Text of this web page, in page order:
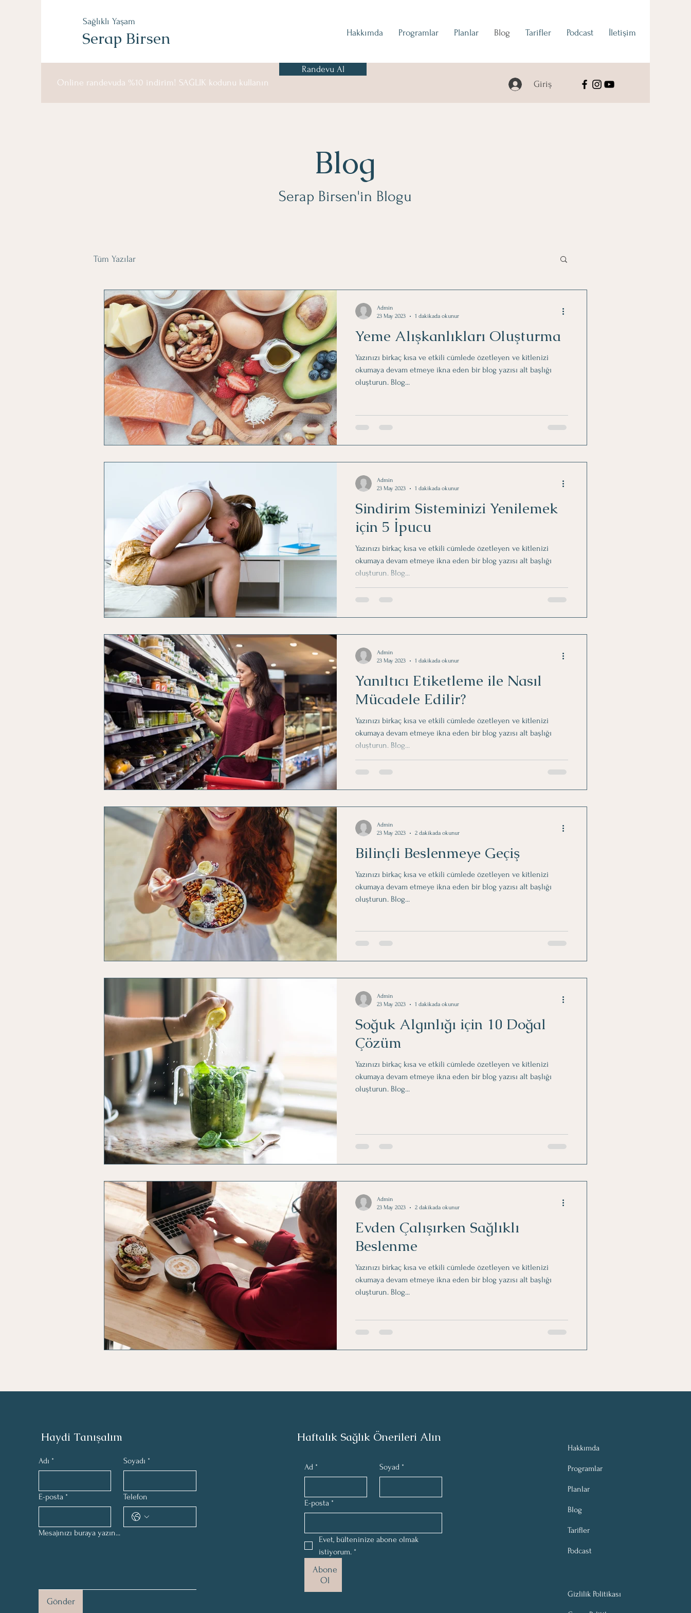
Sağlıklı Yaşam
Serap Birsen Hakkımda Programlar Planlar Blog Tarifler Podcast İletişim
Online randevuda %10 indirim! SAĞLIK kodunu kullanın
Randevu Al
Giriş
Blog
Serap Birsen'in Blogu
Tüm Yazılar
Yeme Alışkanlıkları Oluşturma
Yazınızı birkaç kısa ve etkili cümlede özetleyen ve kitlenizi
okumaya devam etmeye ikna eden bir blog yazısı alt başlığı
oluşturun. Blog...
Admin
23 May 2023
1 dakikada okunur
Sindirim Sisteminizi Yenilemek
için 5 İpucu
Yazınızı birkaç kısa ve etkili cümlede özetleyen ve kitlenizi
okumaya devam etmeye ikna eden bir blog yazısı alt başlığı
oluşturun. Blog...
Admin
23 May 2023
1 dakikada okunur
Yanıltıcı Etiketleme ile Nasıl
Mücadele Edilir?
Yazınızı birkaç kısa ve etkili cümlede özetleyen ve kitlenizi
okumaya devam etmeye ikna eden bir blog yazısı alt başlığı
oluşturun. Blog...
Admin
23 May 2023
1 dakikada okunur
Bilinçli Beslenmeye Geçiş
Yazınızı birkaç kısa ve etkili cümlede özetleyen ve kitlenizi
okumaya devam etmeye ikna eden bir blog yazısı alt başlığı
oluşturun. Blog...
Admin
23 May 2023
2 dakikada okunur
Soğuk Algınlığı için 10 Doğal
Çözüm
Yazınızı birkaç kısa ve etkili cümlede özetleyen ve kitlenizi
okumaya devam etmeye ikna eden bir blog yazısı alt başlığı
oluşturun. Blog...
Admin
23 May 2023
1 dakikada okunur
Evden Çalışırken Sağlıklı
Beslenme
Yazınızı birkaç kısa ve etkili cümlede özetleyen ve kitlenizi
okumaya devam etmeye ikna eden bir blog yazısı alt başlığı
oluşturun. Blog...
Admin
23 May 2023
2 dakikada okunur
Haydi Tanışalım
Adı * Soyadı *
E-posta * Telefon
Mesajınızı buraya yazın...
Gönder
Haftalık Sağlık Önerileri Alın
Ad * Soyad *
E-posta *
Evet, bülteninize abone olmak
istiyorum. *
Abone
Ol
Hakkımda
Programlar
Planlar
Blog
Tarifler
Podcast
Gizlilik Politikası